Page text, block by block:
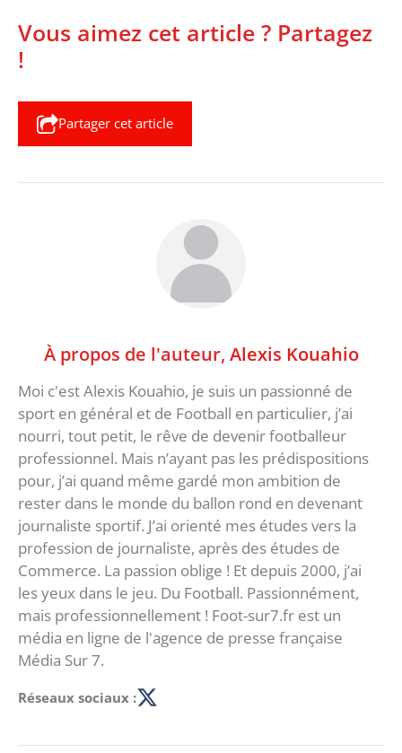
Vous aimez cet article ? Partagez
!
Partager cet article
À propos de l'auteur, Alexis Kouahio
Moi c'est Alexis Kouahio, je suis un passionné de
sport en général et de Football en particulier, j’ai
nourri, tout petit, le rêve de devenir footballeur
professionnel. Mais n’ayant pas les prédispositions
pour, j’ai quand même gardé mon ambition de
rester dans le monde du ballon rond en devenant
journaliste sportif. J’ai orienté mes études vers la
profession de journaliste, après des études de
Commerce. La passion oblige ! Et depuis 2000, j’ai
les yeux dans le jeu. Du Football. Passionnément,
mais professionnellement ! Foot-sur7.fr est un
média en ligne de l'agence de presse française
Média Sur 7.
Réseaux sociaux :